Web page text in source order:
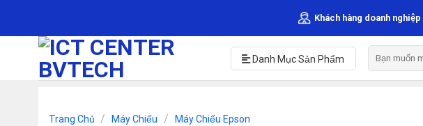
Khách hàng doanh nghiệp
Danh Mục Sản Phẩm
kiếm:
Trang Chủ / Máy Chiếu / Máy Chiếu Epson